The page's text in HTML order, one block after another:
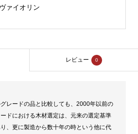
ヴァイオリン
レビュー 0
レードの品と比較しても、2000年以前の
ドにおける木材選定は、元来の選定基準
、更に製造から数十年の時という他に代